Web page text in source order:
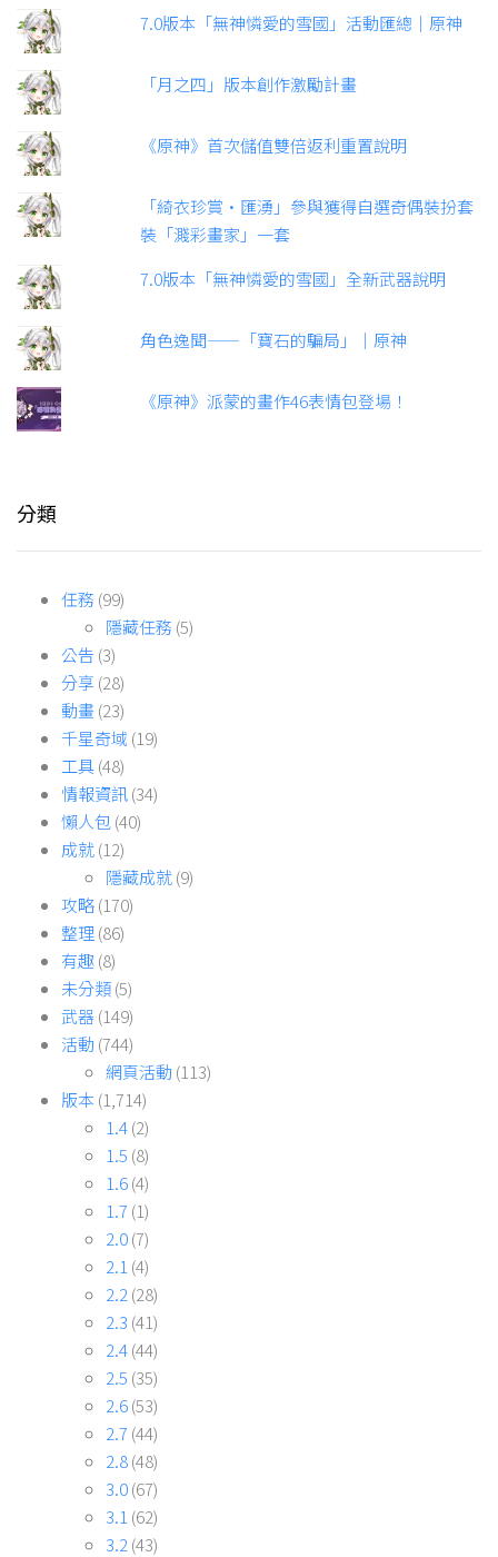
7.0版本「無神憐愛的雪國」活動匯總｜原神
「月之四」版本創作激勵計畫
《原神》首次儲值雙倍返利重置說明
「綺衣珍賞·匯湧」參與獲得自選奇偶裝扮套
裝「濺彩畫家」一套
7.0版本「無神憐愛的雪國」全新武器說明
角色逸聞——「寶石的騙局」｜原神
《原神》派蒙的畫作46表情包登場！
分類
任務 (99)
隱藏任務 (5)
公告 (3)
分享(28)
動畫(23)
千星奇域 (19)
工具(48)
情報資訊(34)
懶人包(40)
成就(12)
隱藏成就(9)
攻略(170)
整理(86)
有趣(8)
未分類(5)
武器(149)
活動 (744)
網頁活動 (113)
版本 (1,714)
1.4(2)
1.5 (8)
1.6(4)
1.7 (1)
2.0(7)
2.1 (4)
2.2 (28)
2.3 (41)
2.4(44)
2.5 (35)
2.6(53)
2.7 (44)
2.8(48)
3.0(67)
3.1 (62)
3.2 (43)